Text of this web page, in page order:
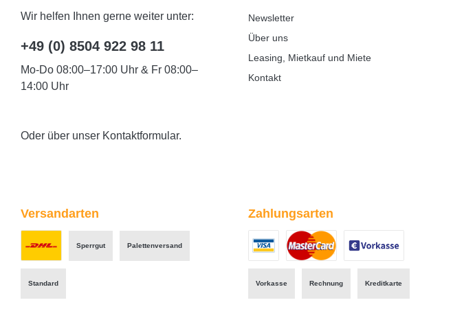
Wir helfen Ihnen gerne weiter unter:
+49 (0) 8504 922 98 11
Mo-Do 08:00–17:00 Uhr & Fr 08:00–
14:00 Uhr
Oder über unser Kontaktformular.
Newsletter
Über uns
Leasing, Mietkauf und Miete
Kontakt
Versandarten
Standard
Sperrgut Palettenversand
Zahlungsarten
Vorkasse Rechnung Kreditkarte